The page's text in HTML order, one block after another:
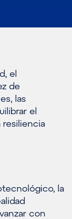
el
de
las
el
la
con